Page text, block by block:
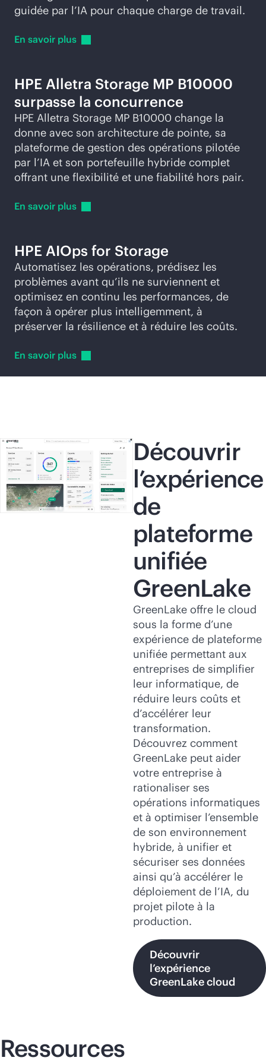
guidée par l’IA pour chaque charge de travail.
En savoir plus
HPE Alletra Storage MP B10000
surpasse la concurrence
HPE Alletra Storage MP B10000 change la
donne avec son architecture de pointe, sa
plateforme de gestion des opérations pilotée
par l’IA et son portefeuille hybride complet
offrant une flexibilité et une fiabilité hors pair.
En savoir plus
HPE AIOps for Storage
Automatisez les opérations, prédisez les
problèmes avant qu’ils ne surviennent et
optimisez en continu les performances, de
façon à opérer plus intelligemment, à
préserver la résilience et à réduire les coûts.
En savoir plus
Découvrir
l’expérience
de
plateforme
unifiée
GreenLake
GreenLake offre le cloud
sous la forme d’une
expérience de plateforme
unifiée permettant aux
entreprises de simplifier
leur informatique, de
réduire leurs coûts et
d’accélérer leur
transformation.
Découvrez comment
GreenLake peut aider
votre entreprise à
rationaliser ses
opérations informatiques
et à optimiser l’ensemble
de son environnement
hybride, à unifier et
sécuriser ses données
ainsi qu’à accélérer le
déploiement de l’IA, du
projet pilote à la
production.
Découvrir
l’expérience
GreenLake cloud
Ressources